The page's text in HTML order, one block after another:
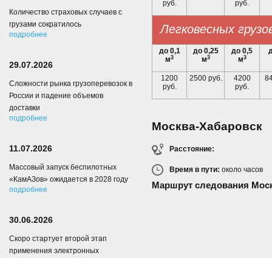
руб.
руб.
Легковесных
до 0,1
м3
до 0,25
м3
до 0,5
м3
1200
руб.
2500 руб.
4200
руб.
Москва-Хабаровск
Расстояние:
Время в пути: около часов
Маршрут следования
Количество страховых случаев с
грузами сократилось
подробнее
29.07.2026
Сложности рынка грузоперевозок в
России и падение объемов
доставки
подробнее
11.07.2026
Массовый запуск беспилотных
«КамАЗов» ожидается в 2028 году
подробнее
30.06.2026
Скоро стартует второй этап
применения электронных